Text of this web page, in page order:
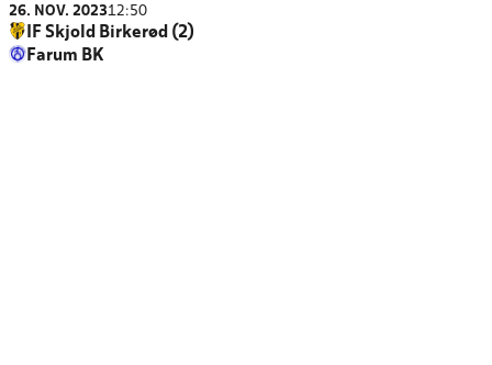
26. NOV. 202312:50
IF Skjold Birkerød (2)
Farum BK